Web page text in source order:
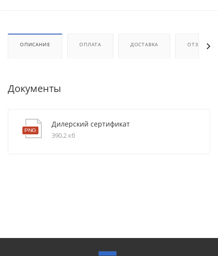
ОПИСАНИЕ ОПЛАТА ДОСТАВКА ОТЗЫВЫ
Документы
Дилерский сертификат
390,2 кб